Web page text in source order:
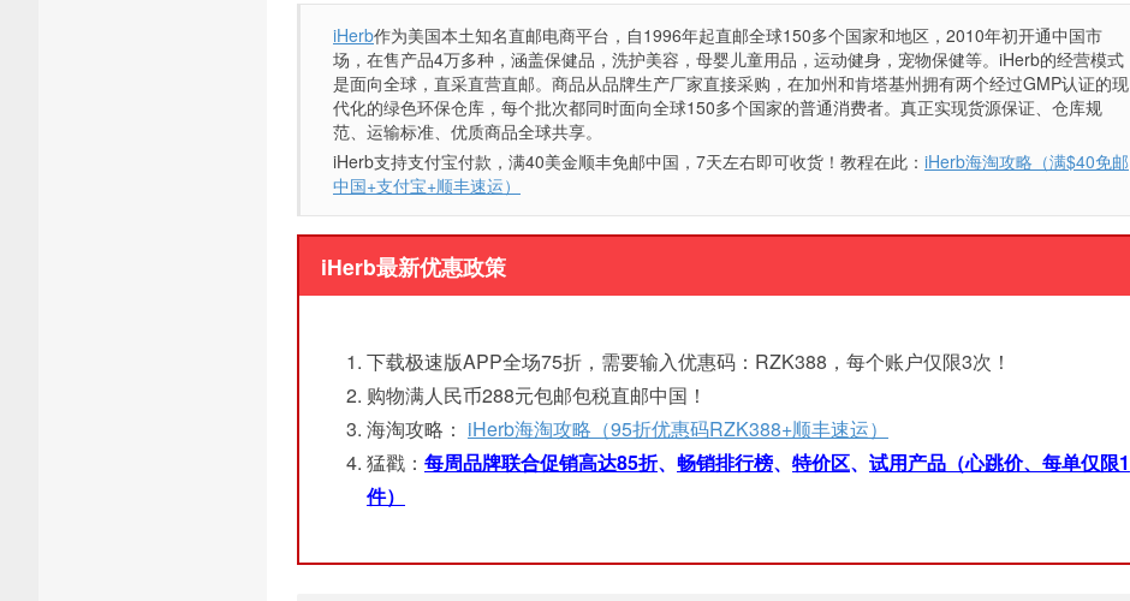
iHerb作为美国本土知名直邮电商平台，自1996年起直邮全球150多个国家和地区，2010年初开通中国市
场，在售产品4万多种，涵盖保健品，洗护美容，母婴儿童用品，运动健身，宠物保健等。iHerb的经营模式
是面向全球，直采直营直邮。商品从品牌生产厂家直接采购，在加州和肯塔基州拥有两个经过GMP认证的现
代化的绿色环保仓库，每个批次都同时面向全球150多个国家的普通消费者。真正实现货源保证、仓库规
范、运输标准、优质商品全球共享。
iHerb支持支付宝付款，满40美金顺丰免邮中国，7天左右即可收货！教程在此： iHerb海淘攻略（满$40免邮
中国+支付宝+顺丰速运）
iHerb最新优惠政策
下载极速版APP全场75折，需要输入优惠码：RZK388，每个账户仅限3次！
购物满人民币288元包邮包税直邮中国！
海淘攻略： iHerb海淘攻略（95折优惠码RZK388+顺丰速运）
猛戳： 每周品牌联合促销高达85折、 畅销排行榜、 特价区、 试用产品（心跳价、每单仅限1
件）